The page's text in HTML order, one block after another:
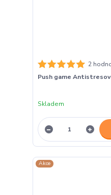
2
Push game
Skladem
Akce